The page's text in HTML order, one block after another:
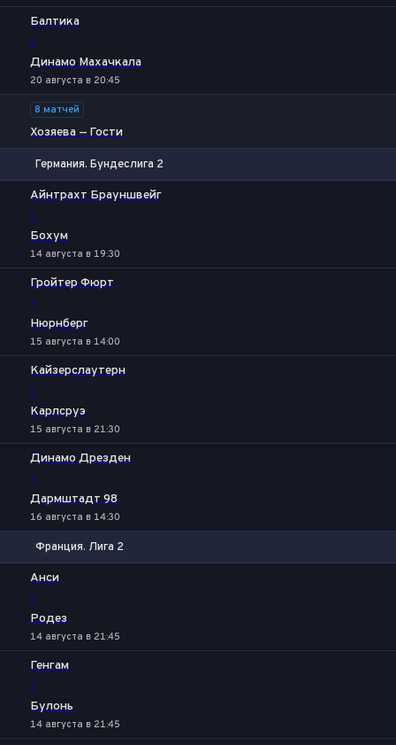
Балтика
-
Динамо Махачкала
20 августа в 20:45
8 матчей
Хозяева — Гости
Германия. Бундеслига 2
Айнтрахт Брауншвейг
-
Бохум
14 августа в 19:30
Гройтер Фюрт
-
Нюрнберг
15 августа в 14:00
Кайзерслаутерн
-
Карлсруэ
15 августа в 21:30
Динамо Дрезден
-
Дармштадт 98
16 августа в 14:30
Франция. Лига 2
Анси
-
Родез
14 августа в 21:45
Генгам
-
Булонь
14 августа в 21:45